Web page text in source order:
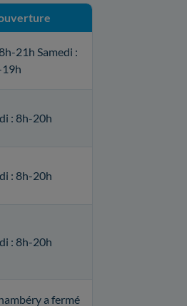
21h Samedi :
: 8h-20h
: 8h-20h
: 8h-20h
a fermé